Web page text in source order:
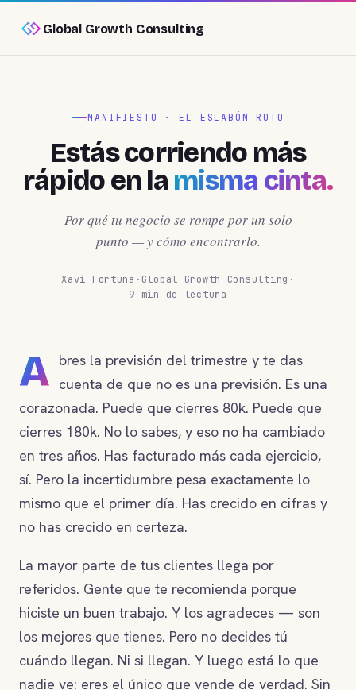
Global Growth Consulting
MANIFIESTO · EL ESLABÓN ROTO
Estás corriendo más
rápido en lamisma cinta.
Por qué tu negocio se rompe por un solo
punto — y cómo encontrarlo.
Xavi Fortuna · Global Growth Consulting ·
9 min de lectura
A bres la previsión del trimestre y te das
cuenta de que no es una previsión. Es una
corazonada. Puede que cierres 80k. Puede que
cierres 180k. No lo sabes, y eso no ha cambiado
en tres años. Has facturado más cada ejercicio,
sí. Pero la incertidumbre pesa exactamente lo
mismo que el primer día. Has crecido en cifras y
no has crecido en certeza.
La mayor parte de tus clientes llega por
referidos. Gente que te recomienda porque
hiciste un buen trabajo. Y los agradeces — son
los mejores que tienes. Pero no decides tú
cuándo llegan. Ni si llegan. Y luego está lo que
nadie ve: eres el único que vende de verdad. Sin